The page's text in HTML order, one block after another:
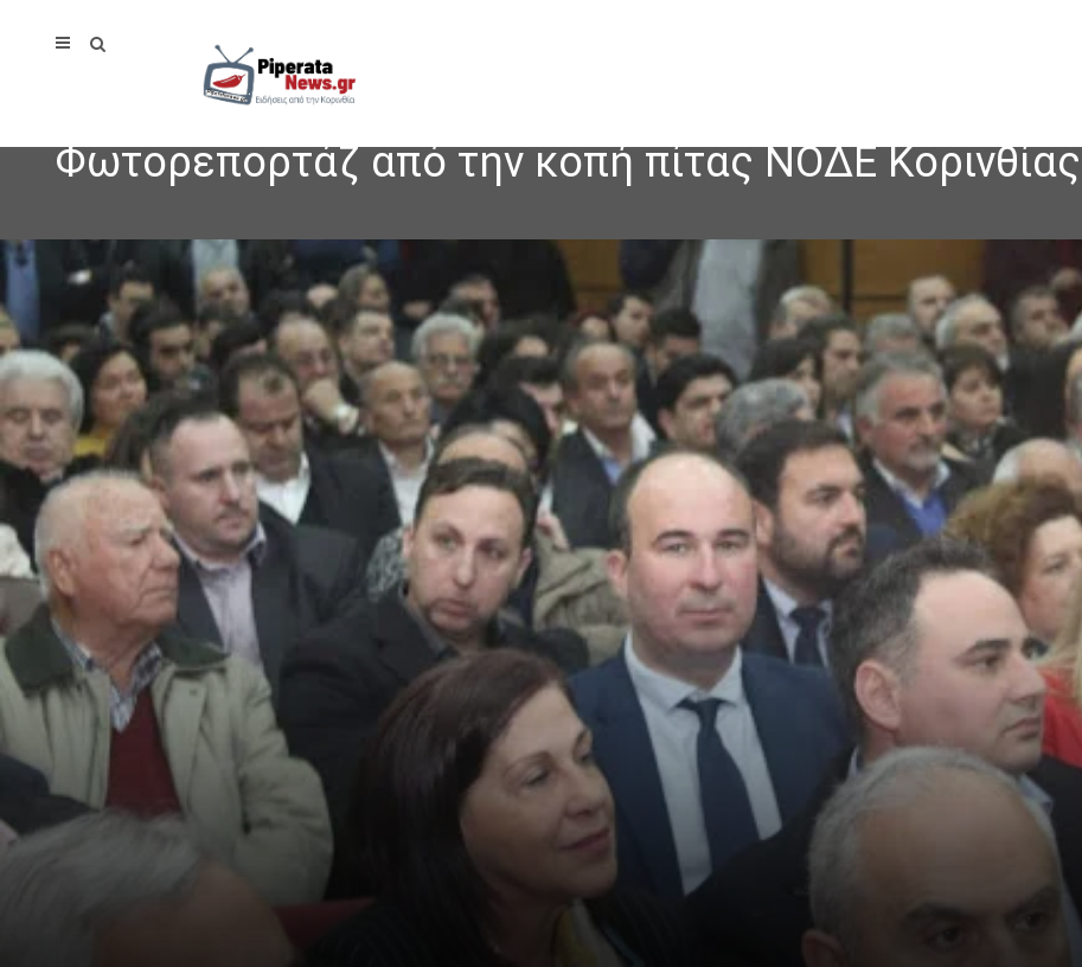
Φωτορεπορτάζ από την κοπή πίτας ΝΟΔΕ Κορινθίας